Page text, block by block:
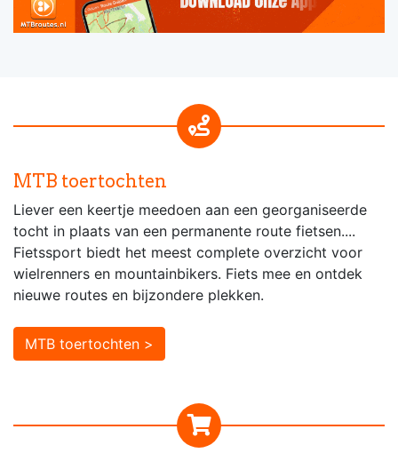
MTB toertochten
Liever een keertje meedoen aan een georganiseerde
tocht in plaats van een permanente route fietsen....
Fietssport biedt het meest complete overzicht voor
wielrenners en mountainbikers. Fiets mee en ontdek
nieuwe routes en bijzondere plekken.
MTB toertochten >